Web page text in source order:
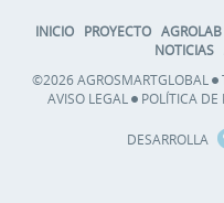
INICIO PROYECTO AGROLAB
NOTICIAS
©2026 AGROSMARTGLOBAL
AVISO LEGAL
POLÍTICA DE
DESARROLLA